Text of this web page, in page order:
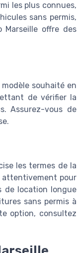
les plus connues,
sans permis,
Marseille offre des
souhaité en
de vérifier la
Assurez-vous de
les termes de la
attentivement pour
de location longue
sans permis à
option, consultez